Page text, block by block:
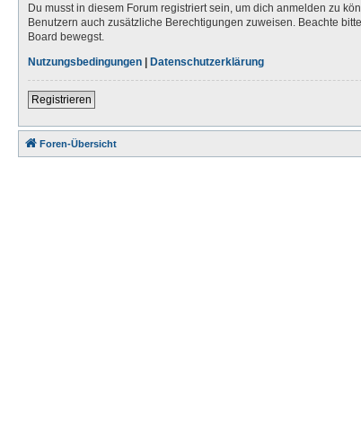
Du musst in diesem Forum registriert sein, um dich anmelden zu
Benutzern auch zusätzliche Berechtigungen zuweisen. Beachte
Board bewegst.
Nutzungsbedingungen | Datenschutzerklärung
Registrieren
Foren-Übersicht